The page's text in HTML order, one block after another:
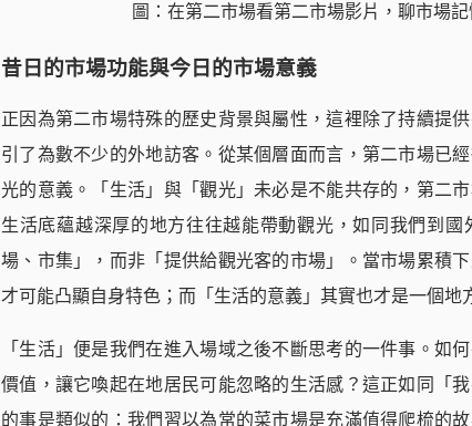
圖：在第二市場看第二市場影片，聊市場
昔日的市場功能與今日的市場意義
正因為第二市場特殊的歷史背景與屬性，這裡除了持續提
引了為數不少的外地訪客。從某個層面而言，第二市場已
光的意義。「生活」與「觀光」未必是不能共存的，第二
生活底蘊越深厚的地方往往越能帶動觀光，如同我們到
場、市集」，而非「提供給觀光客的市場」。當市場累積
才可能凸顯自身特色；而「生活的意義」其實也才是一個地
「生活」便是我們在進入場域之後不斷思考的一件事。如
價值，讓它喚起在地居民可能忽略的生活感？這正如同「
的事是類似的：我們習以為常的菜市場是充滿值得爬梳的